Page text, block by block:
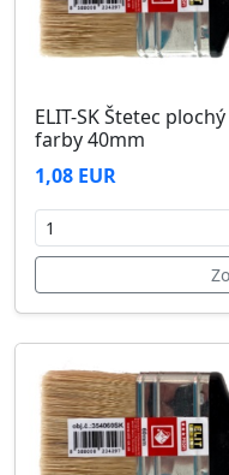
ELIT-SK Štetec
farby 40mm
1,08 EUR